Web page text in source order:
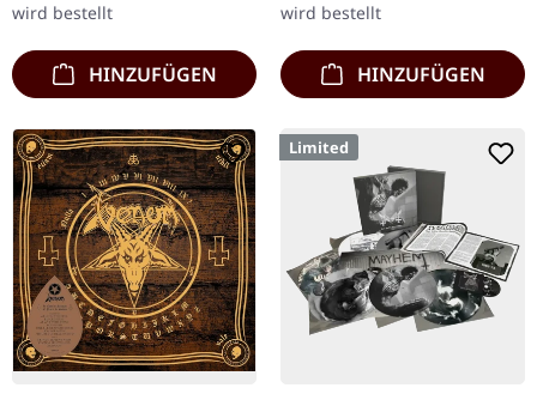
wird bestellt
HINZUFÜGEN
wird bestellt
HINZUFÜGEN
Limited